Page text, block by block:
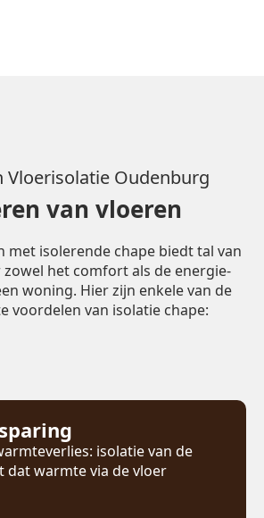
Vloerisolatie Oudenburg
van vloeren
met isolerende chape biedt tal van
het comfort als de energie-
woning. Hier zijn enkele van de
voordelen van isolatie chape:
isolatie van de
dat warmte via de vloer